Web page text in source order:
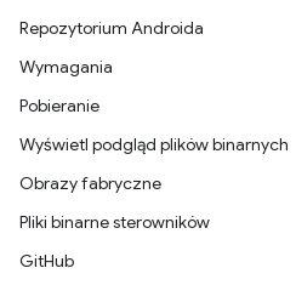
Repozytorium Androida
Wymagania
Pobieranie
Wyświetl podgląd plików binarnych
Obrazy fabryczne
Pliki binarne sterowników
GitHub